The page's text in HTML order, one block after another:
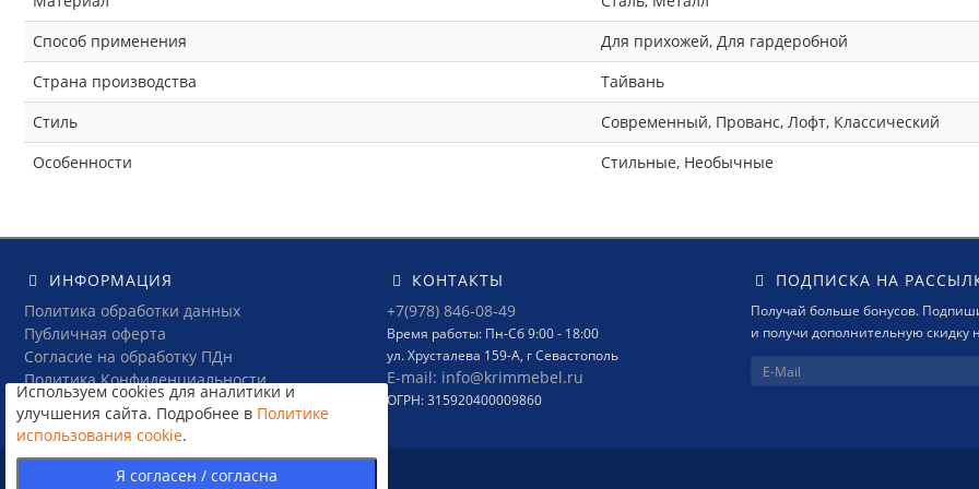
Способ применения
Для прихожей, Для гардеробной
Страна производства
Тайвань
Стиль
Современный, Прованс, Лофт, Классический
Особенности
Стильные, Необычные
Используем cookies для аналитики и
улучшения сайта. Подробнее в Политике
использования cookie.
ИНФОРМАЦИЯ
Политика обработки данных
Публичная оферта
Согласие на обработку ПДн
Политика Конфиденциальности
Условия соглашения
КОНТАКТЫ
+7(978) 846-08-49
Время работы: Пн-Сб 9:00 - 18:00
ул. Хрусталева 159-А, г Севастополь
E-mail: info@krimmebel.ru
ОГРН: 315920400009860
ПОДПИСКА НА
Получай больше бонусов.
и получи дополнительную скидку